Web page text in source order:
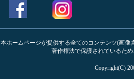
本ホームページが提供する全てのコンテンツ(画
著作権法で保護されているた
Copyright(C)